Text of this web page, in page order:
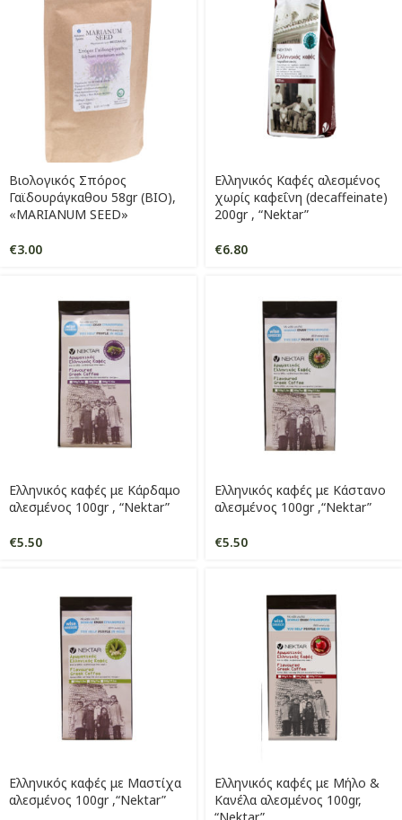
Βιολογικός Σπόρος
Γαϊδουράγκαθου 58gr (ΒΙΟ),
«MARIANUM SEED»
€3.00
Ελληνικός Καφές αλεσμένος
χωρίς καφεΐνη (decaffeinate)
200gr , “Nektar”
€6.80
Ελληνικός καφές με Κάρδαμο
αλεσμένος 100gr , “Nektar”
€5.50
Ελληνικός καφές με Κάστανο
αλεσμένος 100gr ,“Nektar”
€5.50
Ελληνικός καφές με Μαστίχα
αλεσμένος 100gr ,“Nektar”
Ελληνικός καφές με Μήλο &
Κανέλα αλεσμένος 100gr,